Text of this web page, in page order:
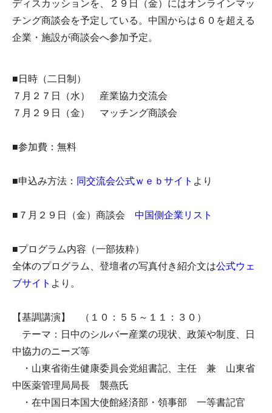
ディスカッションを、２９日（金）にはオンラインマッ
チング商談会を予定している。中国からは６０を超える
企業・施設が商談会へ参加予定。
■日時（二日制）
７月２７日（水） 産業協力交流会
７月２９日（金） マッチング商談会
■参加費：無料
■申込み方法： 同交流会公式ｗｅｂサイト より
■７月２９日（金）商談会 中国側企業リスト
■プログラム内容（一部抜粋）
全体のプログラム、登壇者の写真付き紹介文は公式ウェ
ブサイト より。
【基調講演】 （１０：５５～１１：３０）
テーマ：日中のシルバー産業の現状、政策や制度、日
中協力のニーズ等
・山東省衛生健康委員会党組書記、主任 兼 山東省
中医薬管理局局長 襲燕氏
・在中国日本国大使館経済部・領事部 一等書記官